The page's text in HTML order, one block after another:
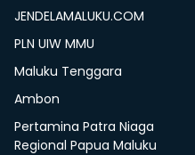
JENDELAMALUKU.COM
PLN UIW MMU
Maluku Tenggara
Ambon
Pertamina Patra Niaga
Regional Papua Maluku